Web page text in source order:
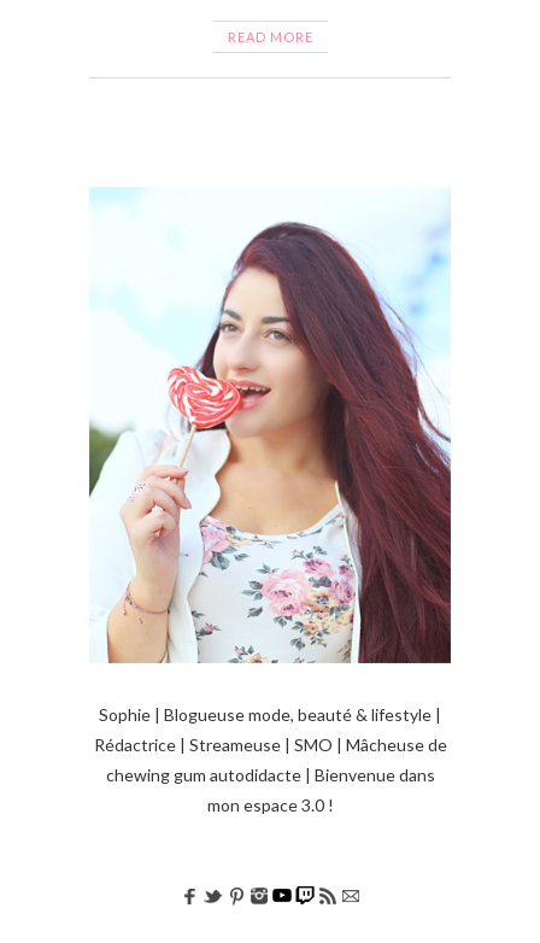
READ MORE
Sophie | Blogueuse mode, beauté & lifestyle |
Rédactrice | Streameuse | SMO | Mâcheuse de
chewing gum autodidacte | Bienvenue dans
mon espace 3.0 !